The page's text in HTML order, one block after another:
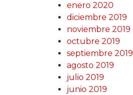
enero 2020
diciembre 2019
noviembre 2019
octubre 2019
septiembre 2019
agosto 2019
julio 2019
junio 2019